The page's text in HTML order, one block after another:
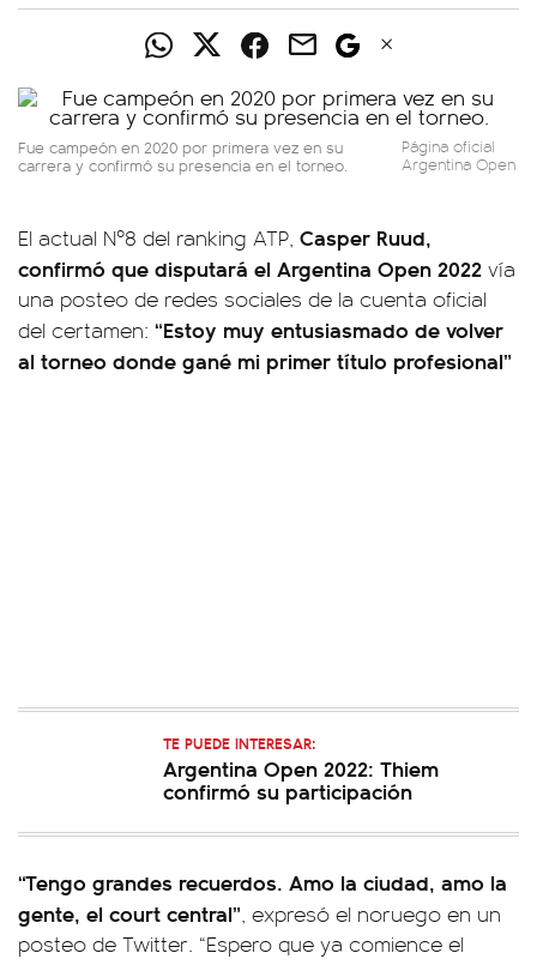
Fue campeón en 2020 por primera vez en su
carrera y confirmó su presencia en el torneo.
Página oficial
Argentina Open
El actual Nº8 del ranking ATP, Casper Ruud,
confirmó que disputará el Argentina Open 2022 vía
una posteo de redes sociales de la cuenta oficial
del certamen: “Estoy muy entusiasmado de volver
al torneo donde gané mi primer título profesional”
TE PUEDE INTERESAR:
Argentina Open 2022: Thiem
confirmó su participación
“Tengo grandes recuerdos. Amo la ciudad, amo la
gente, el court central”, expresó el noruego en un
posteo de Twitter. “Espero que ya comience el